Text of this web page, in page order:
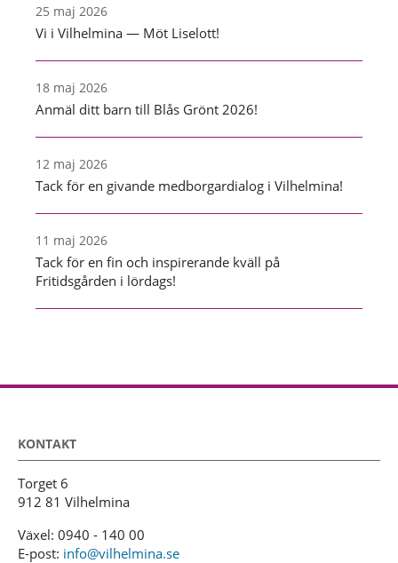
25 maj 2026
Vi i Vilhelmina — Möt Liselott!
18 maj 2026
Anmäl ditt barn till Blås Grönt 2026!
12 maj 2026
Tack för en givande medborgardialog i Vilhelmina!
11 maj 2026
Tack för en fin och inspirerande kväll på
Fritidsgården i lördags!
KONTAKT
Torget 6
912 81 Vilhelmina
Växel: 0940 - 140 00
E-post: info@vilhelmina.se